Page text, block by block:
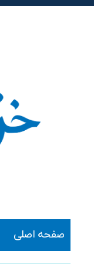
صفحه اصلی